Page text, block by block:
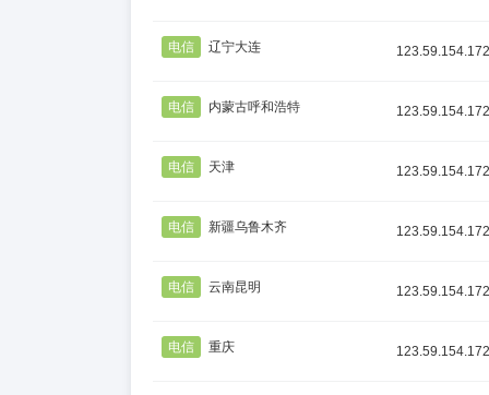
电信 辽宁大连 123.59.154.172
电信 内蒙古呼和浩特 123.59.154.172
电信 天津 123.59.154.172
电信 新疆乌鲁木齐 123.59.154.172
电信 云南昆明 123.59.154.172
电信 重庆 123.59.154.172